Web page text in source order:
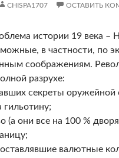
CHISPA1707 ОСТАВИТЬ
истории 19 века –
в частности, по
соображениям.
разрухе:
секреты оружейной
гильотину;
(а они все на 100 %
валютные